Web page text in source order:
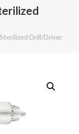
Drill/Driver